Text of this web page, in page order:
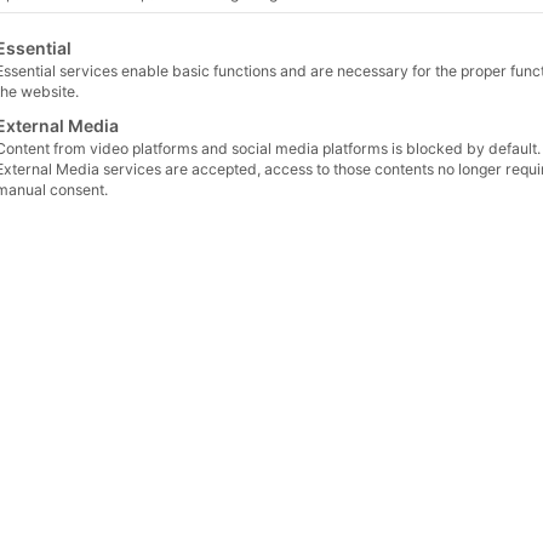
Microscope Slides
, 25 x 75 mm,
Reich counting slideswith three rings of 1 cm2
concentration
for e.g. counting of somatic
with black ceramic
eine Liste der Service-Gruppen, für die eine
services enable basic functions and are necessary for the proper
website.
Media
from video platforms and social media platforms is blocked by default.
Media services are accepted, access to those contents no longer
consent.